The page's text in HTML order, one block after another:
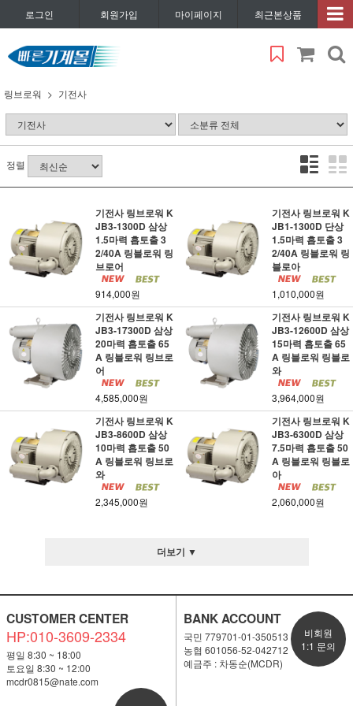
로그인 회원가입 마이페이지 최근본상품
링브로워 기전사
정렬
기전사 링브로워 K
JB3-1300D 삼상
1.5마력 흡토출 3
2/40A 링블로워 링
브로어
914,000원
기전사 링브로워 K
JB1-1300D 단상
1.5마력 흡토출 3
2/40A 링블로워 링
블로아
1,010,000원
기전사 링브로워 K
JB3-17300D 삼상
20마력 흡토출 65
A 링블로워 링브로
어
4,585,000원
기전사 링브로워 K
JB3-12600D 삼상
15마력 흡토출 65
A 링블로워 링블로
와
3,964,000원
기전사 링브로워 K
JB3-8600D 삼상
10마력 흡토출 50
A 링블로워 링브로
와
2,345,000원
기전사 링브로워 K
JB3-6300D 삼상
7.5마력 흡토출 50
A 링블로워 링블로
아
2,060,000원
더보기 ▼
CUSTOMER CENTER
HP:010-3609-2334
평일 8:30 ~ 18:00
토요일 8:30 ~ 12:00
mcdr0815@nate.com
BANK ACCOUNT
국민 779701-01-350513
농협 601056-52-042712
예금주 : 차동순(MCDR)
비회원
1:1 문의